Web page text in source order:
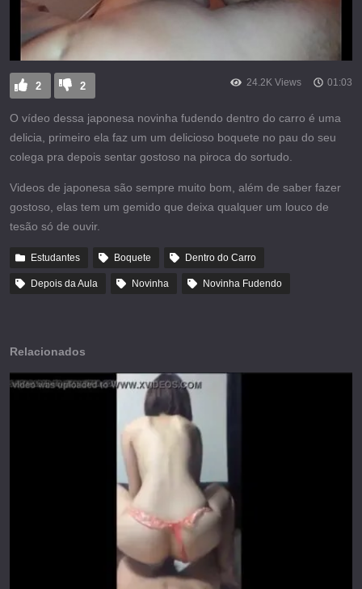
2 2 24.2K Views 01:03
O vídeo dessa japonesa novinha fudendo dentro do carro é uma
delicia, primeiro ela faz um um delicioso boquete no pau do seu
colega pra depois sentar gostoso na piroca do sortudo.
Videos de japonesa são sempre muito bom, além de saber fazer
gostoso, elas tem um gemido que deixa qualquer um louco de
tesão só de ouvir.
Estudantes Boquete Dentro do Carro
Depois da Aula Novinha Novinha Fudendo
Relacionados